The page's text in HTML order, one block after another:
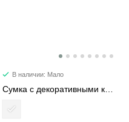
В наличии: Мало
Сумка с декоративными карманами 2480